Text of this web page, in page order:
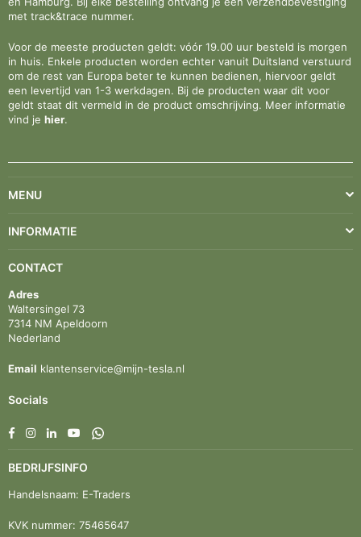
met track&trace nummer.
Voor de meeste producten geldt: vóór 19.00 uur besteld is morgen
in huis. Enkele producten worden echter vanuit Duitsland verstuurd
om de rest van Europa beter te kunnen bedienen, hiervoor geldt
een levertijd van 1-3 werkdagen. Bij de producten waar dit voor
geldt staat dit vermeld in de product omschrijving. Meer informatie
vind je hier.
MENU
INFORMATIE
CONTACT
Adres
Waltersingel 73
7314 NM Apeldoorn
Nederland
Email klantenservice@mijn-tesla.nl
Socials
FacebookInstagram
LinkedinYouTubeWhatsapp
BEDRIJFSINFO
Handelsnaam: E-Traders
KVK nummer: 75465647